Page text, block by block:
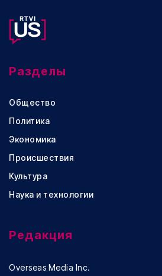
Разделы
Общество
Политика
Экономика
Происшествия
Культура
Наука и технологии
Редакция
Overseas Media Inc.